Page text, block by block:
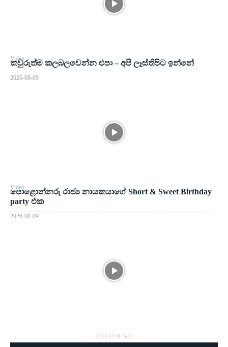
Video
කවුරුත්ම කලබලවෙන්න එපා – අපි ලෑස්තිපිට ඉන්නේ
2026-08-09
Video
පොළොන්නරු රාජ්‍ය නායකයාගේ Short & Sweet Birthday
party එක
2026-08-09
― POLITICAL ―